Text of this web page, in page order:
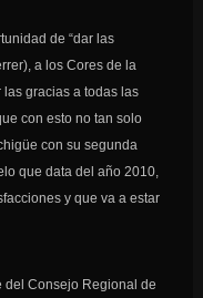
de “dar las
a los Cores de la
gracias a todas las
con esto no tan solo
con su segunda
que data del año 2010,
y que va a estar
del Consejo Regional de